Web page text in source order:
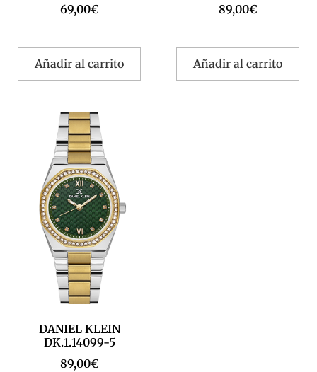
69,00€
Añadir al carrito
89,00€
Añadir al carrito
DANIEL KLEIN
DK.1.14099-5
89,00€